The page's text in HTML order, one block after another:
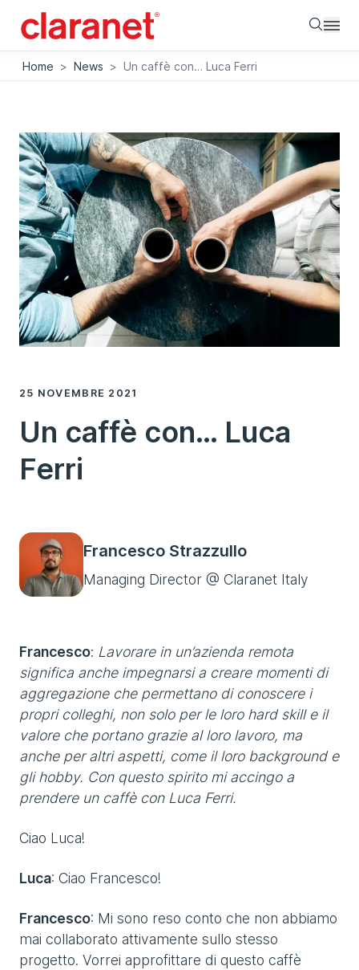
Home > News > Un caffè con… Luca Ferri
25 NOVEMBRE 2021
Un caffè con… Luca
Ferri
Francesco Strazzullo
Managing Director @ Claranet Italy
Francesco: Lavorare in un’azienda remota
significa anche impegnarsi a creare momenti di
aggregazione che permettano di conoscere i
propri colleghi, non solo per le loro hard skill e il
valore che portano grazie al loro lavoro, ma
anche per altri aspetti, come il loro background e
gli hobby. Con questo spirito mi accingo a
prendere un caffè con Luca Ferri.
Ciao Luca!
Luca: Ciao Francesco!
Francesco: Mi sono reso conto che non abbiamo
mai collaborato attivamente sullo stesso
progetto. Vorrei approfittare di questo caffè